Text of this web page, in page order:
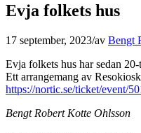
Evja folkets hus
17 september, 2023/av Bengt
Evja folkets hus har sedan
Ett arrangemang av
https://nortic.se/ticket/event/
Bengt Robert Kotte Ohlsson